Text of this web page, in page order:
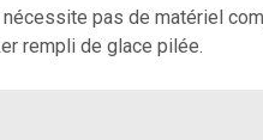
pas de matériel
rempli de glace pilée.